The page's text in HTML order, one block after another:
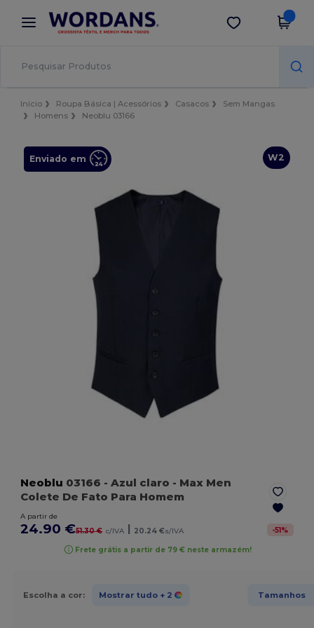
× App Wordans
Melhores preços na app!
Obter app
Início Roupa Básica | Acessórios Casacos
Sem Mangas
Homens
Neoblu 03166
W2
Enviado em
Neoblu 03166 - Azul claro - Max Men
Colete De Fato Para Homem
A partir de
24.90 €51.30 € c/IVA | 20.24 €s/IVA -51%
Frete grátis a partir de 79 € neste armazém!
Escolha a cor: Mostrar tudo + 2 Tamanhos